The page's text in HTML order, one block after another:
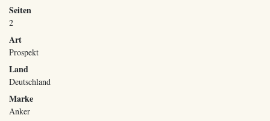
Seiten
2
Art
Prospekt
Land
Deutschland
Marke
Anker